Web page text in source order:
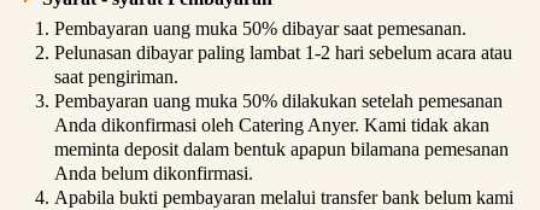
Pembayaran uang muka 50% dibayar saat pemesanan.
Pelunasan dibayar paling lambat 1-2 hari sebelum acara atau
saat pengiriman.
Pembayaran uang muka 50% dilakukan setelah pemesanan
Anda dikonfirmasi oleh Catering Anyer. Kami tidak akan
meminta deposit dalam bentuk apapun bilamana pemesanan
Anda belum dikonfirmasi.
Apabila bukti pembayaran melalui transfer bank belum kami